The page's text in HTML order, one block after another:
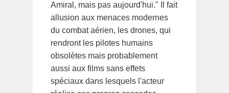
Amiral, mais pas aujourd'hui." Il fait
allusion aux menaces modernes
du combat aérien, les drones, qui
rendront les pilotes humains
obsolètes mais probablement
aussi aux films sans effets
spéciaux dans lesquels l'acteur